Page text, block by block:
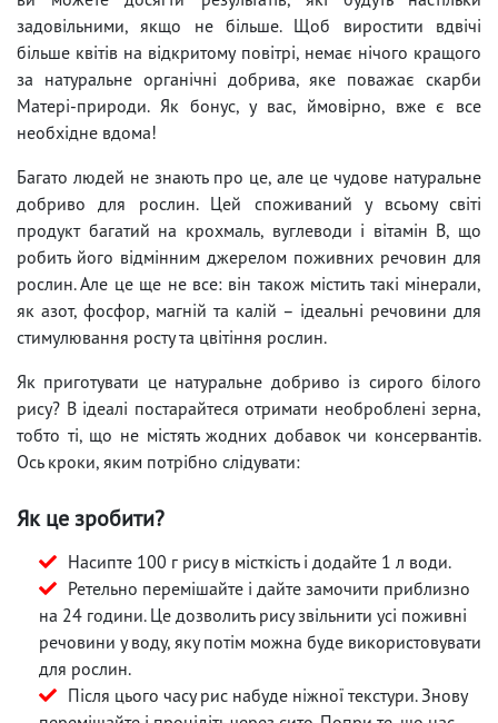
задовільними, якщо не більше. Щоб виростити вдвічі
більше квітів на відкритому повітрі, немає нічого кращого
за натуральне органічні добрива, яке поважає скарби
Матері-природи. Як бонус, у вас, ймовірно, вже є все
необхідне вдома!
Багато людей не знають про це, але це чудове натуральне
добриво для рослин. Цей споживаний у всьому світі
продукт багатий на крохмаль, вуглеводи і вітамін B, що
робить його відмінним джерелом поживних речовин для
рослин. Але це ще не все: він також містить такі мінерали,
як азот, фосфор, магній та калій – ідеальні речовини для
стимулювання росту та цвітіння рослин.
Як приготувати це натуральне добриво із сирого білого
рису? В ідеалі постарайтеся отримати необроблені зерна,
тобто ті, що не містять жодних добавок чи консервантів.
Ось кроки, яким потрібно слідувати:
Як це зробити?
Насипте 100 г рису в місткість і додайте 1 л води.
Ретельно перемішайте і дайте замочити приблизно
на 24 години. Це дозволить рису звільнити усі поживні
речовини у воду, яку потім можна буде використовувати
для рослин.
Після цього часу рис набуде ніжної текстури. Знову